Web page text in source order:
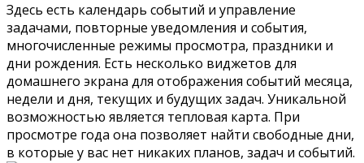
Здесь есть календарь событий и управление
задачами, повторные уведомления и события,
многочисленные режимы просмотра, праздники и
дни рождения. Есть несколько виджетов для
домашнего экрана для отображения событий месяца,
недели и дня, текущих и будущих задач. Уникальной
возможностью является тепловая карта. При
просмотре года она позволяет найти свободные дни,
в которые у вас нет никаких планов, задач и событий.